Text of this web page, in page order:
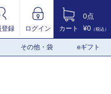
登録 ログイン カート
0点
¥0 （税込）
その他・袋 eギフト